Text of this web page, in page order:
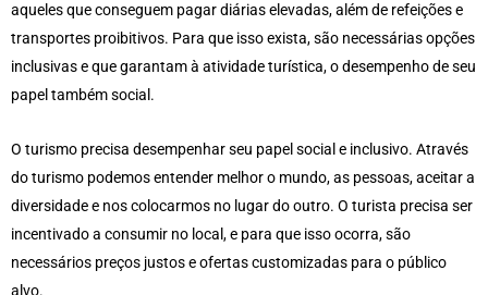
aqueles que conseguem pagar diárias elevadas, além de refeições e
transportes proibitivos. Para que isso exista, são necessárias opções
inclusivas e que garantam à atividade turística, o desempenho de seu
papel também social.
O turismo precisa desempenhar seu papel social e inclusivo. Através
do turismo podemos entender melhor o mundo, as pessoas, aceitar a
diversidade e nos colocarmos no lugar do outro. O turista precisa ser
incentivado a consumir no local, e para que isso ocorra, são
necessários preços justos e ofertas customizadas para o público
alvo.